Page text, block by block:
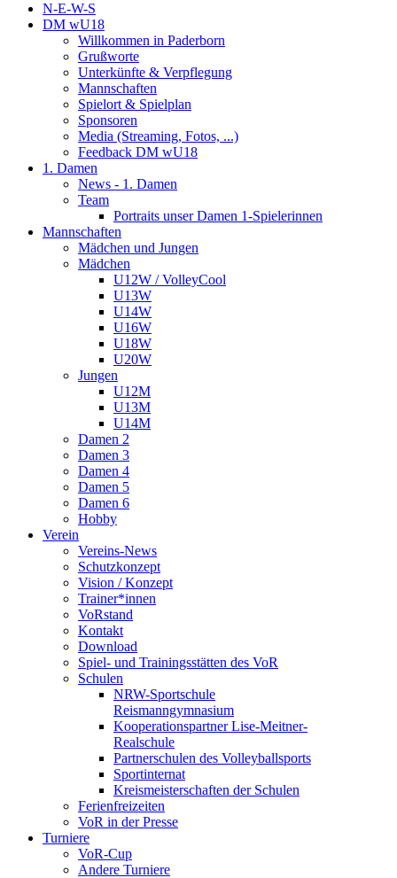
N-E-W-S
DM wU18
Willkommen in Paderborn
Grußworte
Unterkünfte & Verpflegung
Mannschaften
Spielort & Spielplan
Sponsoren
Media (Streaming, Fotos, ...)
Feedback DM wU18
1. Damen
News - 1. Damen
Team
Portraits unser Damen 1-Spielerinnen
Mannschaften
Mädchen und Jungen
Mädchen
U12W / VolleyCool
U13W
U14W
U16W
U18W
U20W
Jungen
U12M
U13M
U14M
Damen 2
Damen 3
Damen 4
Damen 5
Damen 6
Hobby
Verein
Vereins-News
Schutzkonzept
Vision / Konzept
Trainer*innen
VoRstand
Kontakt
Download
Spiel- und Trainingsstätten des VoR
Schulen
NRW-Sportschule
Reismanngymnasium
Kooperationspartner Lise-Meitner-
Realschule
Partnerschulen des Volleyballsports
Sportinternat
Kreismeisterschaften der Schulen
Ferienfreizeiten
VoR in der Presse
Turniere
VoR-Cup
Andere Turniere